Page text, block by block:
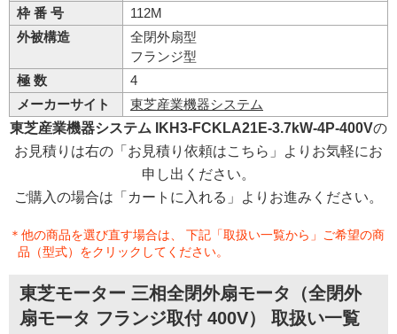
枠 番 号
112M
外被構造
全閉外扇型
フランジ型
極 数
4
メーカーサイト
東芝産業機器システム
東芝産業機器システム IKH3-FCKLA21E-3.7kW-4P-400Vの
お見積りは右の「お見積り依頼はこちら」よりお気軽にお
申し出ください。
ご購入の場合は「カートに入れる」よりお進みください。
＊他の商品を選び直す場合は、 下記「取扱い一覧から」ご希望の商
品（型式）をクリックしてください。
東芝モーター 三相全閉外扇モータ（全閉外
扇モータ フランジ取付 400V） 取扱い一覧